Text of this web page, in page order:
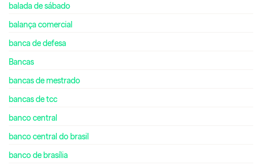
balada de sábado
balança comercial
banca de defesa
Bancas
bancas de mestrado
bancas de tcc
banco central
banco central do brasil
banco de brasília